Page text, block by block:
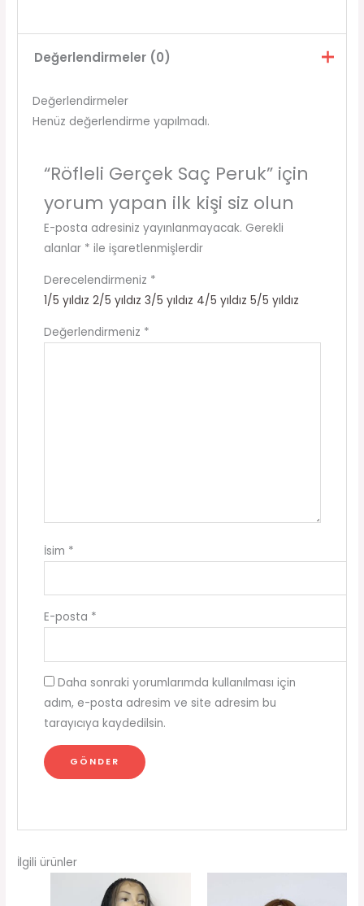
Değerlendirmeler (0)
Değerlendirmeler
Henüz değerlendirme yapılmadı.
“Röfleli Gerçek Saç Peruk” için
yorum yapan ilk kişi siz olun
E-posta adresiniz yayınlanmayacak. Gerekli
alanlar * ile işaretlenmişlerdir
Derecelendirmeniz *
1/5 yıldız 2/5 yıldız 3/5 yıldız 4/5 yıldız 5/5 yıldız
Değerlendirmeniz *
İsim *
E-posta *
Daha sonraki yorumlarımda kullanılması için
adım, e-posta adresim ve site adresim bu
tarayıcıya kaydedilsin.
İlgili ürünler